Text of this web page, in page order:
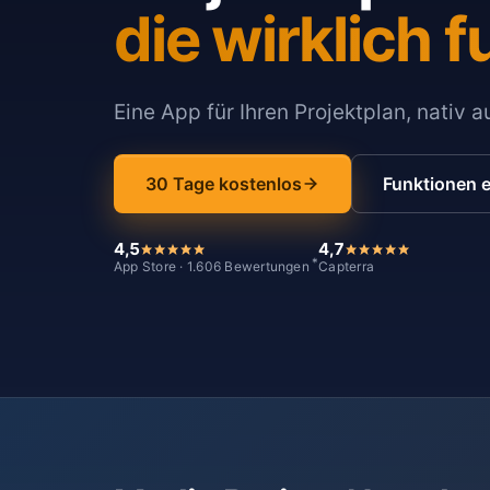
die wirklich
Eine App für Ihren Projektplan, nativ
30 Tage kostenlos Funktionen
4,5
App Store · 1.606 Bewertungen *
4,7
Capterra